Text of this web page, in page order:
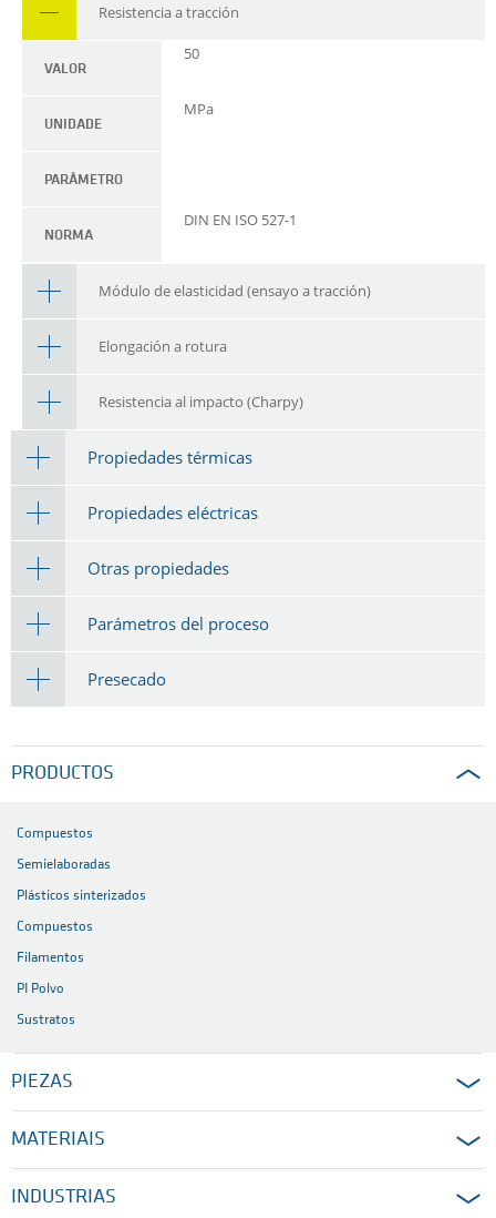
Resistencia a tracción
VALOR
50
UNIDADE
MPa
PARÂMETRO
NORMA
DIN EN ISO 527-1
Módulo de elasticidad (ensayo a tracción)
Elongación a rotura
Resistencia al impacto (Charpy)
Propiedades térmicas
Propiedades eléctricas
Otras propiedades
Parámetros del proceso
Presecado
PRODUCTOS
Compuestos
Semielaboradas
Plásticos sinterizados
Compuestos
Filamentos
PI Polvo
Sustratos
PIEZAS
MATERIAIS
INDUSTRIAS